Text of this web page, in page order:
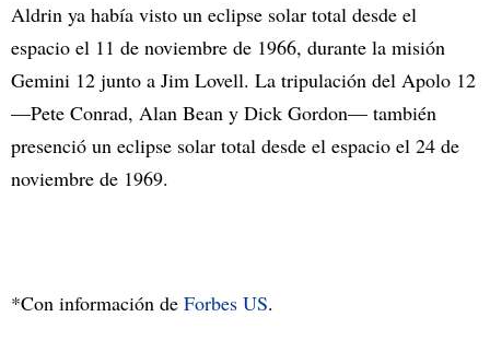
Aldrin ya había visto un eclipse solar total desde el
espacio el 11 de noviembre de 1966, durante la misión
Gemini 12 junto a Jim Lovell. La tripulación del Apolo 12
—Pete Conrad, Alan Bean y Dick Gordon— también
presenció un eclipse solar total desde el espacio el 24 de
noviembre de 1969.
*Con información de Forbes US.